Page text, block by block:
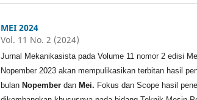
MEI 2024
Vol. 11 No. 2 (2024)
Jurnal Mekanikasista pada Volume 11 nomor 2 edisi
Nopember 2023 akan mempulikasikan terbitan hasil
bulan Nopember dan Mei. Fokus dan Scope hasil